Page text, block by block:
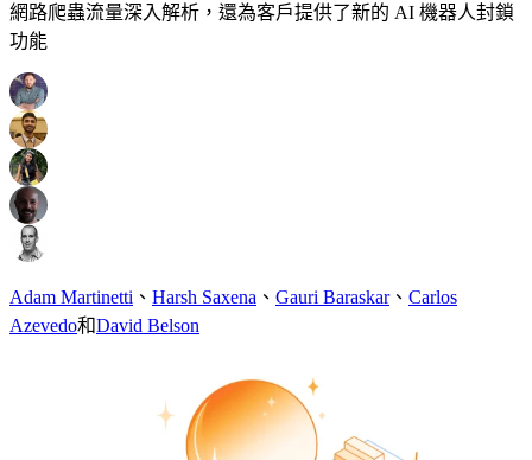
網路爬蟲流量深入解析，還為客戶提供了新的 AI 機器人封鎖
功能
Adam Martinetti 、 Harsh Saxena 、 Gauri Baraskar、 Carlos
Azevedo和David Belson